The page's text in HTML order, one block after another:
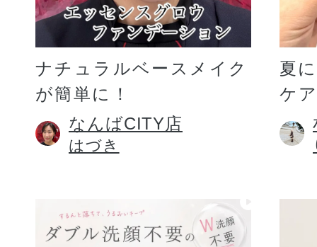
ご利用ガイド
よくあるご質問
ナチュラルベースメイク
が簡単に！
なんばCITY店
はづき
夏
ケ